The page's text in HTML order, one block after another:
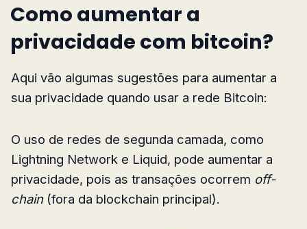
Como aumentar a
privacidade com bitcoin?
Aqui vão algumas sugestões para aumentar a
sua privacidade quando usar a rede Bitcoin:
O uso de redes de segunda camada, como
Lightning Network e Liquid, pode aumentar a
privacidade, pois as transações ocorrem off-
chain(fora da blockchain principal).